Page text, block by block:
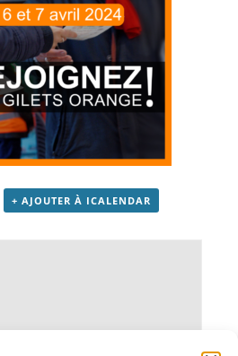
+ AJOUTER À ICALENDAR